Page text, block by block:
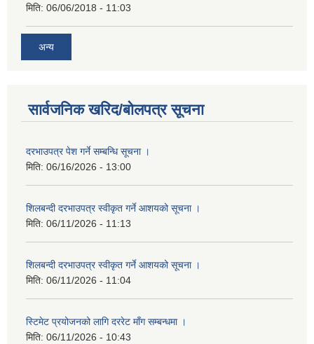
मिति: 06/06/2018 - 11:03
अन्य
सार्वजनिक खरिद/बोलपत्र सूचना
दरभाउपत्र पेश गर्ने सम्बन्धि सूचना ।
मिति: 06/16/2026 - 13:00
शिलबन्दी दरभाउपत्र स्वीकृत गर्ने आशयको सूचना ।
मिति: 06/11/2026 - 11:13
शिलबन्दी दरभाउपत्र स्वीकृत गर्ने आशयको सूचना ।
मिति: 06/11/2026 - 11:04
स्टिमेट प्रयोजनको लागि दररेट माँग सम्बन्धमा ।
मिति: 06/11/2026 - 10:43